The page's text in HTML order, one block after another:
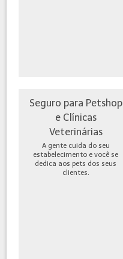
Seguro para Petshop
e Clínicas
Veterinárias
A gente cuida do seu
estabelecimento e você se
dedica aos pets dos seus
clientes.